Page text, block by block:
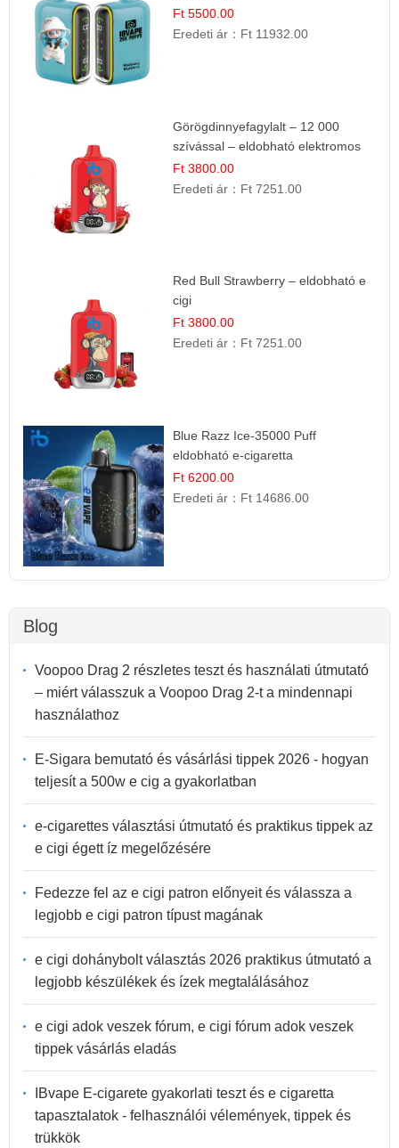
Ft 5500.00
Eredeti ár： Ft 11932.00
Görögdinnyefagylalt – 12 000
szívással – eldobható elektromos
cigi
Ft 3800.00
Eredeti ár： Ft 7251.00
Red Bull Strawberry – eldobható e
cigi
Ft 3800.00
Eredeti ár： Ft 7251.00
Blue Razz Ice-35000 Puff
eldobható e-cigaretta
Ft 6200.00
Eredeti ár： Ft 14686.00
Blog
Voopoo Drag 2 részletes teszt és használati útmutató
– miért válasszuk a Voopoo Drag 2-t a mindennapi
használathoz
E-Sigara bemutató és vásárlási tippek 2026 - hogyan
teljesít a 500w e cig a gyakorlatban
e-cigarettes választási útmutató és praktikus tippek az
e cigi égett íz megelőzésére
Fedezze fel az e cigi patron előnyeit és válassza a
legjobb e cigi patron típust magának
e cigi dohánybolt választás 2026 praktikus útmutató a
legjobb készülékek és ízek megtalálásához
e cigi adok veszek fórum, e cigi fórum adok veszek
tippek vásárlás eladás
IBvape E-cigarete gyakorlati teszt és e cigaretta
tapasztalatok - felhasználói vélemények, tippek és
trükkök